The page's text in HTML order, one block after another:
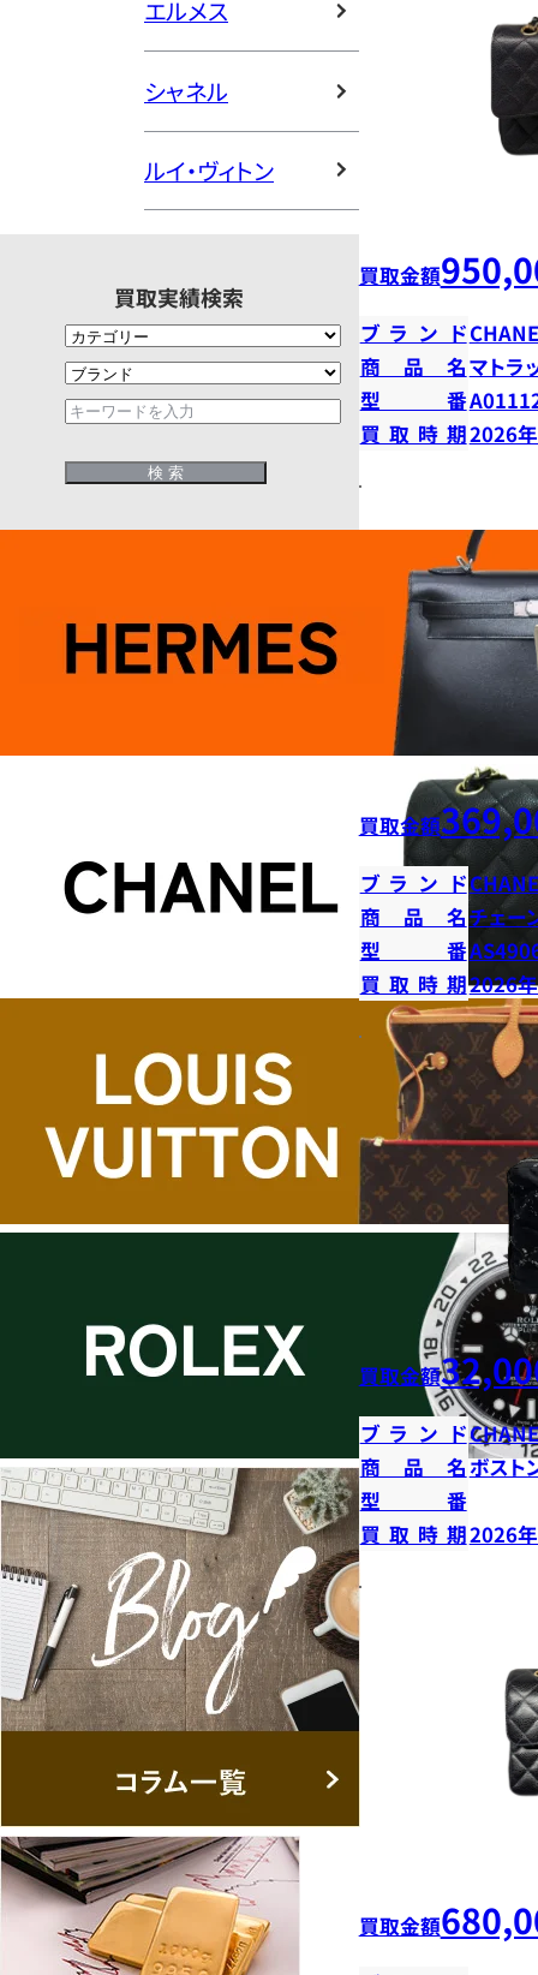
エルメス
シャネル
ルイ・ヴィトン
買取実績検索
買取金額
ブランド
商品名マトラ
型番
買取時期2026
買取金額
ブランド
商品名チェー
型番
買取時期2026
買取金額
ブランド
商品名ボスト
型番
買取時期2026
買取金額